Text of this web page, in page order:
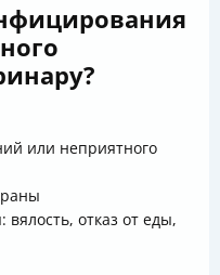
или неприятного
отказ от еды,